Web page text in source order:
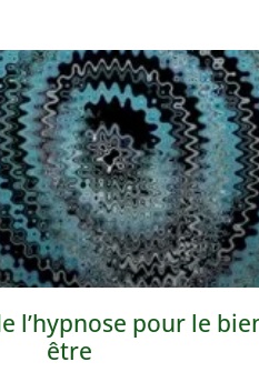
l’hypnose pour le
être